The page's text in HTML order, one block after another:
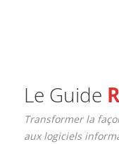
Le Guide
Transformer la
aux logiciels